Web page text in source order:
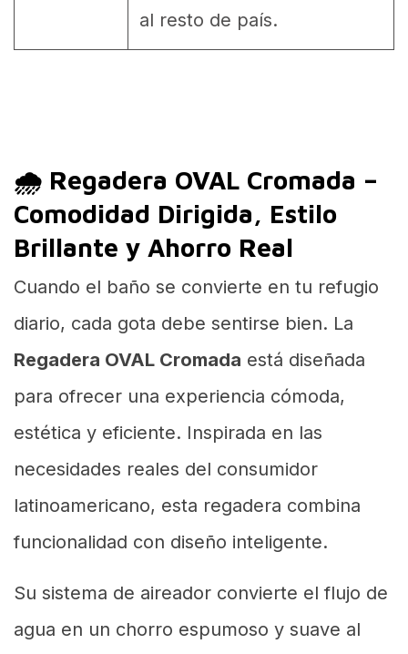
al resto de país.
🌧️ Regadera OVAL Cromada –
Comodidad Dirigida, Estilo
Brillante y Ahorro Real
Cuando el baño se convierte en tu refugio
diario, cada gota debe sentirse bien. La
Regadera OVAL Cromada está diseñada
para ofrecer una experiencia cómoda,
estética y eficiente. Inspirada en las
necesidades reales del consumidor
latinoamericano, esta regadera combina
funcionalidad con diseño inteligente.
Su sistema de aireador convierte el flujo de
agua en un chorro espumoso y suave al